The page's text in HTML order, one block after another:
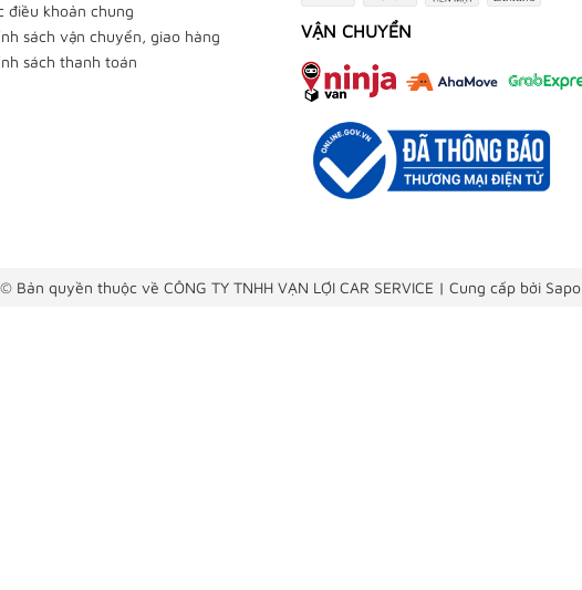
điều khoản chung
sách vận chuyển, giao hàng
sách thanh toán
VẬN CHUYỂN
© Bản quyền thuộc về CÔNG TY TNHH VẠN LỢI CAR SERVICE | Cung cấp bởi Sapo